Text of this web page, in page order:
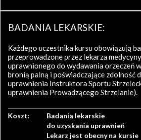
BADANIA LEKARSKIE:
Każdego uczestnika kursu obowiązują
przeprowadzone przez lekarza
uprawnionego do wydawania orzeczeń
bronią palną i poświadczające zdolność
uprawnienia Instruktora Sportu
uprawnienia Prowadzącego Strzelanie).
Koszt:
Badania lekarskie
do uzyskania uprawnień
Lekarz jest obecny na kursie